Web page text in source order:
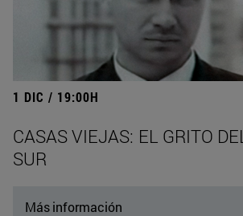
1 DIC / 19:00H
CASAS VIEJAS: EL GRITO DEL
SUR
Más información